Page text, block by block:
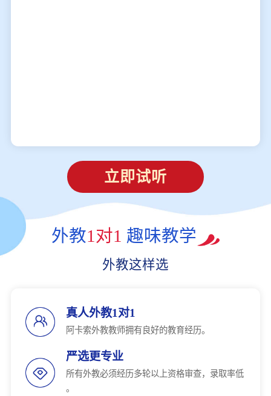
立即试听
外教1对1 趣味教学
外教这样选
真人外教1对1
阿卡索外教教师拥有良好的教育经历。
严选更专业
所有外教必须经历多轮以上资格审查，录取率低
。